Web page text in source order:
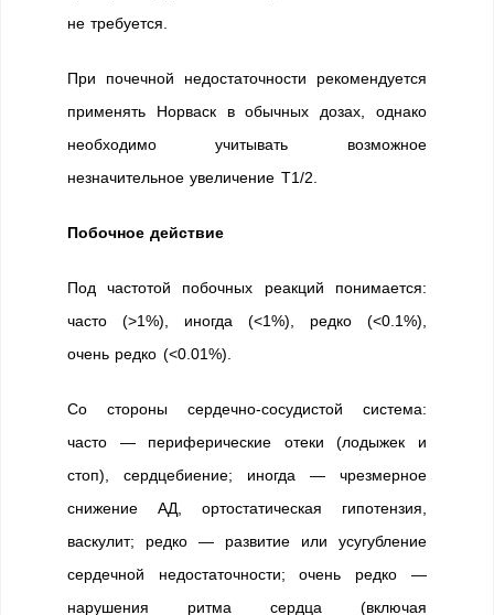
не требуется.
При почечной недостаточности рекомендуется
применять Норваск в обычных дозах, однако
необходимо учитывать возможное
незначительное увеличение T1/2.
Побочное действие
Под частотой побочных реакций понимается:
часто (>1%), иногда (<1%), редко (<0.1%),
очень редко (<0.01%).
Со стороны сердечно-сосудистой система:
часто — периферические отеки (лодыжек и
стоп), сердцебиение; иногда — чрезмерное
снижение АД, ортостатическая гипотензия,
васкулит; редко — развитие или усугубление
сердечной недостаточности; очень редко —
нарушения ритма сердца (включая